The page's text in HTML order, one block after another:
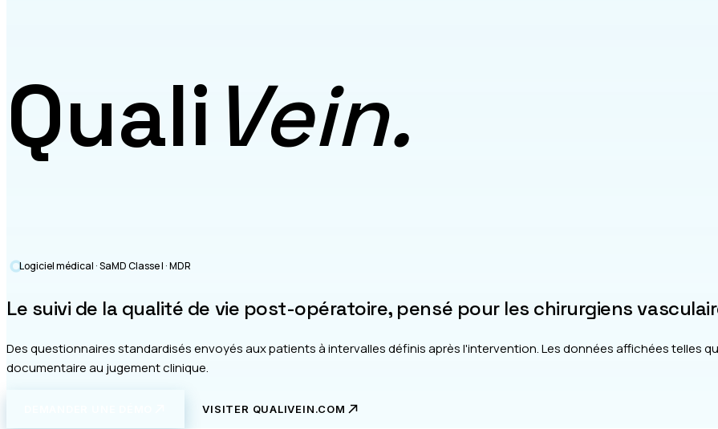
QualiVein.
Logiciel médical · SaMD Classe I · MDR
Le suivi de la qualité de vie post-opératoire, pensé pour les chirurgiens
Des questionnaires standardisés envoyés aux patients à intervalles définis après l'intervention. Les données affichées telles
documentaire au jugement clinique.
VISITER QUALIVEIN.COM